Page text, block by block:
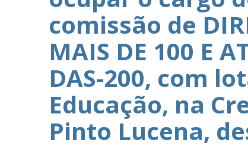
PB
comissão de
MAIS DE 100 E
DAS-200, com
Educação, na
Pinto Lucena,